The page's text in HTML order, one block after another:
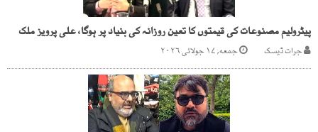
پیٹرولیم مصنوعات کی قیمتوں کا تعین روزانہ کی بنیاد پر ہوگا، علی پرویز ملک
جرات ڈیسک جمعه, ۱۷ جولائی ۲۰۲۶